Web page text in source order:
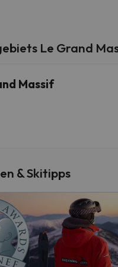
Le Grand
Massif
& Skitipps